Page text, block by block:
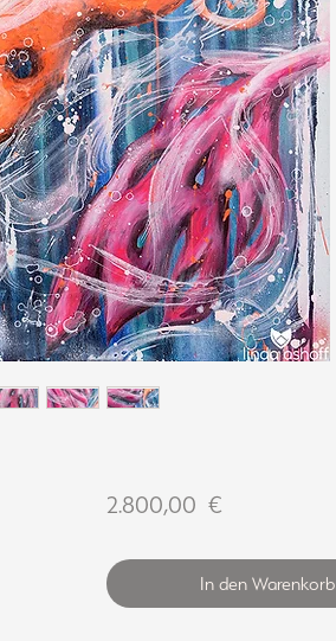
2.800,00 €Preis
In den Warenkorb